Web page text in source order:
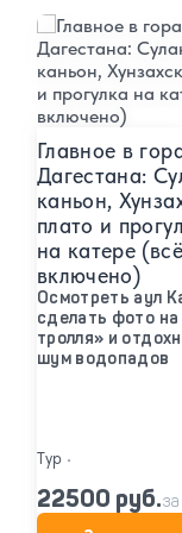
Главное в
Дагестана:
каньон,
плато и
на катере (всё
включено)
Осмотреть аул
сделать фото
тролля» и
шум водопадов
Тур•
22500 руб.
Подробнее